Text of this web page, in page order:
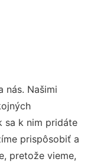
nás. Našimi
sa k nim pridáte
prispôsobiť a
pretože vieme,